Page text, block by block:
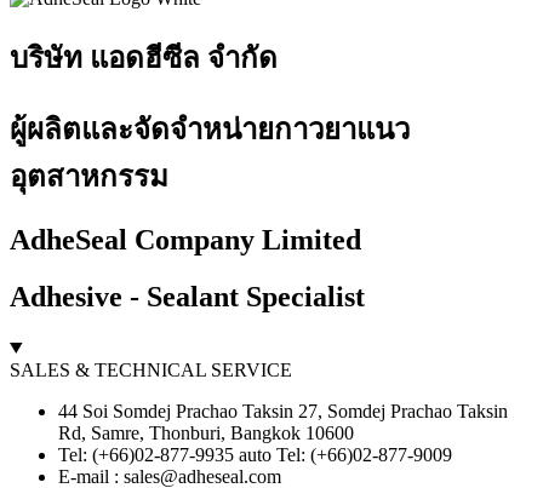
บริษัท แอดฮีซีล จำกัด
ผู้ผลิตและจัดจำหน่ายกาวยาแนว
อุตสาหกรรม
AdheSeal Company Limited
Adhesive - Sealant Specialist
SALES & TECHNICAL SERVICE
44 Soi Somdej Prachao Taksin 27, Somdej Prachao Taksin
Rd, Samre, Thonburi, Bangkok 10600
Tel: (+66)02-877-9935 auto Tel: (+66)02-877-9009
E-mail : sales@adheseal.com